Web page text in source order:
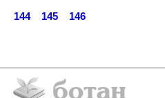
144
145 146